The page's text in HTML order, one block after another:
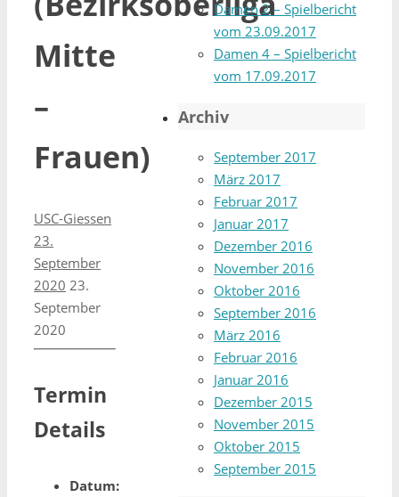
Mitte
–
Frauen)
USC-Giessen
23.
September
2020 23.
September
2020
Termin
Details
Datum:
Damen 2 – Spielbericht
vom 23.09.2017
Damen 4 – Spielbericht
vom 17.09.2017
Archiv
September 2017
März 2017
Februar 2017
Januar 2017
Dezember 2016
November 2016
Oktober 2016
September 2016
März 2016
Februar 2016
Januar 2016
Dezember 2015
November 2015
Oktober 2015
September 2015